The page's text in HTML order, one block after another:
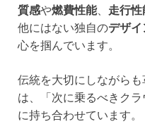
質感や燃費性能、 走行性
他にはない独自のデザイ
心を掴んでいます。
伝統を大切にしながら
は、「次に乗るべきク
に持ち合わせています。